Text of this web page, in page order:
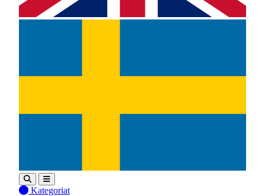
Kategoriat